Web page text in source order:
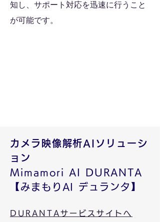
知し、サポート対応を迅速に行うこと
が可能です。
カメラ映像解析AIソリューシ
ョン
Mimamori AI DURANTA
【みまもりAI デュランタ】
DURANTAサービスサイトへ